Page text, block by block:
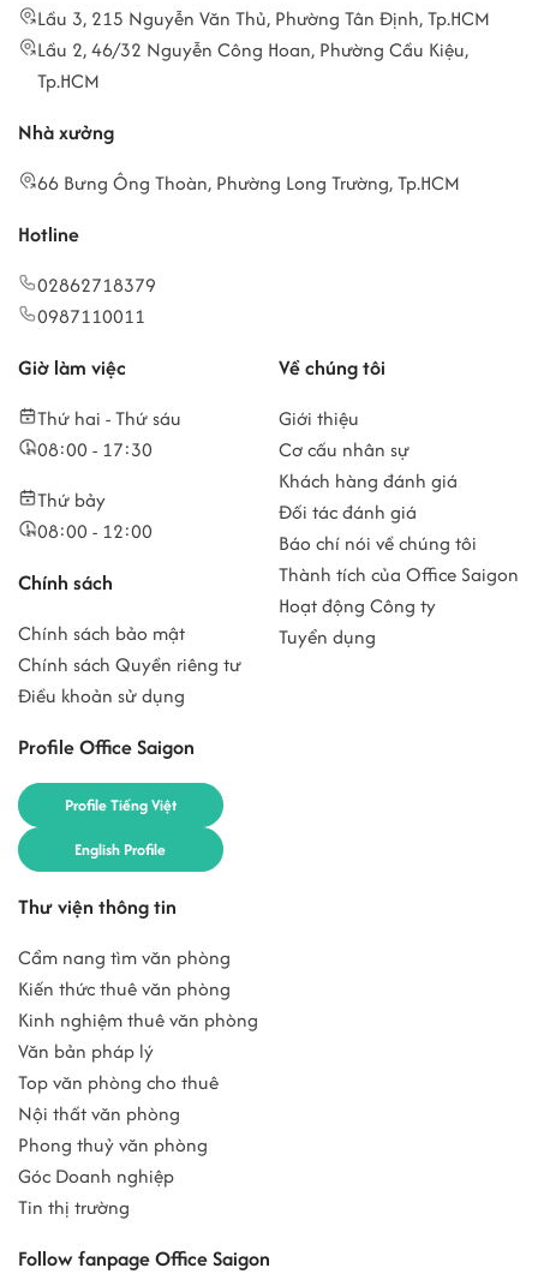
Lầu 3, 215 Nguyễn Văn Thủ, Phường Tân Định, Tp.HCM
Lầu 2, 46/32 Nguyễn Công Hoan, Phường Cầu Kiệu,
Tp.HCM
Nhà xưởng
66 Bưng Ông Thoàn, Phường Long Trường, Tp.HCM
Hotline
02862718379
0987110011
Giờ làm việc
Thứ hai - Thứ sáu
08:00 - 17:30
Thứ bảy
08:00 - 12:00
Chính sách
Chính sách bảo mật
Chính sách Quyền riêng tư
Điều khoản sử dụng
Profile Office Saigon
Profile Tiếng Việt
English Profile
Về chúng tôi
Giới thiệu
Cơ cấu nhân sự
Khách hàng đánh giá
Đối tác đánh giá
Báo chí nói về chúng tôi
Thành tích của Office Saigon
Hoạt động Công ty
Tuyển dụng
Thư viện thông tin
Cẩm nang tìm văn phòng
Kiến thức thuê văn phòng
Kinh nghiệm thuê văn phòng
Văn bản pháp lý
Top văn phòng cho thuê
Nội thất văn phòng
Phong thuỷ văn phòng
Góc Doanh nghiệp
Tin thị trường
Follow fanpage Office Saigon